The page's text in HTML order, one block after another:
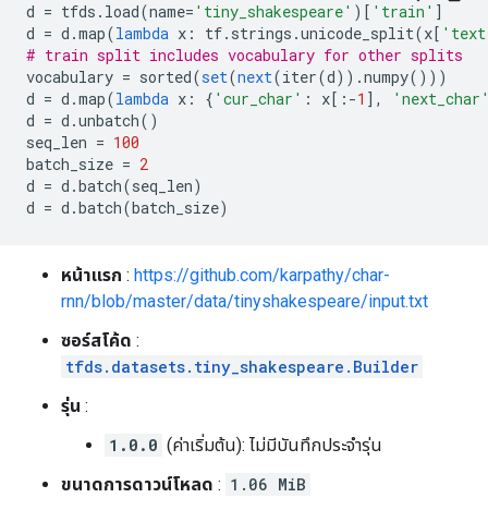
d = tfds . load(name= 'tiny_shakespeare' )[ 'train' ]
d = d .map(lambda x : tf. strings .unicode_split(x[
# train split includes vocabulary for other splits
vocabulary = sorted(set(next(iter(d)).numpy()))
d = d .map(lambda x : { 'cur_char' : x[:-1 ],
d = d .unbatch()
seq_len = 100
batch_size = 2
d = d .batch(seq_len)
d = d .batch(batch_size)
หน้าแรก : https://github.com/karpathy/char-
rnn/blob/master/data/tinyshakespeare/input.txt
ซอร์สโค้ด :
tfds.datasets.tiny_shakespeare.Builder
รุ่น :
1.0.0 (ค่าเริ่มต้น): ไม่มีบันทึกประจำรุ่น
ขนาดการดาวน์โหลด : 1.06 MiB